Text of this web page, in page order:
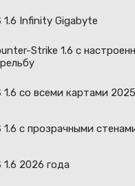
1.6 Infinity Gigabyte
Strike 1.6 с
1.6 со всеми картами 2025
1.6 с прозрачными
1.6 2026 года